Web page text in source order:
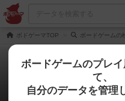
ボドゲーマTOP ボードゲームの
ルクソール
0件の
ボードゲームのプレ
て、
自分のデータを管理